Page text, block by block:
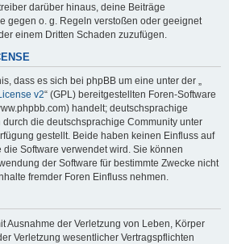
darüber hinaus, deine Beiträge
gegen o. g. Regeln verstoßen oder geeignet
einem Dritten Schaden zuzufügen.
dass es sich bei phpBB um eine unter der „
v2“ (GPL) bereitgestellten Foren-Software
handelt; deutschsprachige
durch die deutschsprachige Community unter
gestellt. Beide haben keinen Einfluss auf
die Software verwendet wird. Sie können
der Software für bestimmte Zwecke nicht
fremder Foren Einfluss nehmen.
Ausnahme der Verletzung von Leben, Körper
Verletzung wesentlicher Vertragspflichten